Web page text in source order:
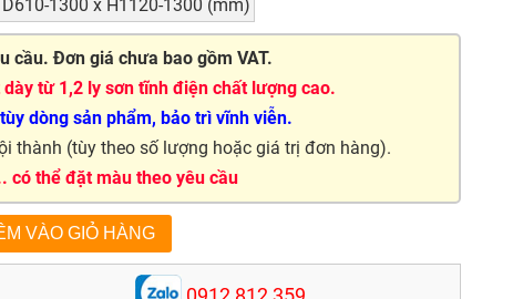
1300 x H1120-1300 (mm)
cầu. Đơn giá chưa bao gồm VAT.
từ 1,2 ly sơn tĩnh điện chất lượng cao.
dòng sản phẩm, bảo trì vĩnh viễn.
thành (tùy theo số lượng hoặc giá trị đơn hàng).
có thể đặt màu theo yêu cầu